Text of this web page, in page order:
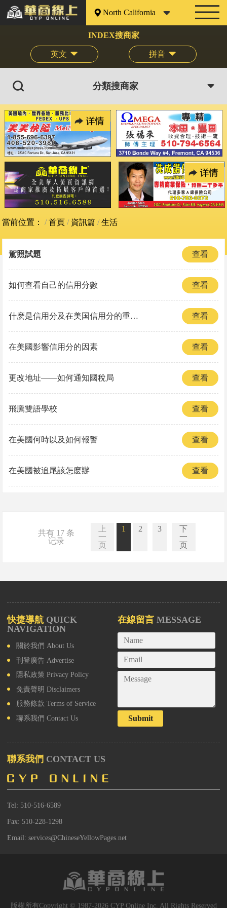
North California
INDEX搜商家
英文 拼音
分類搜商家
當前位置： 首頁 資訊篇 生活
駕照試題 查看
如何查看自己的信用分數 查看
什麽是信用分及在美国信用分的重要性 查看
在美國影響信用分的因素 查看
更改地址——如何通知國稅局 查看
飛騰雙語學校 查看
在美國何時以及如何報警 查看
在美國被追尾該怎麽辦 查看
共有 17 条
记录
上
一
页
1 2 3
下
一
页
快捷導航 QUICK
NAVIGATION
關於我們 About Us
刊登廣告 Advertise
隱私政策 Privacy Policy
免責聲明 Disclaimers
服務條款 Terms of Service
聯系我們 Contact Us
在線留言 MESSAGE
Submit
聯系我們 CONTACT US
Tel: 510-516-6589
Fax: 510-228-1298
Email: services@ChineseYellowPages.net
版權所有Copyright © 1987-2026 CYP Online Inc. All Rights Reserved